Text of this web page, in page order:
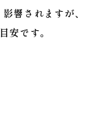
響されますが、
安です。